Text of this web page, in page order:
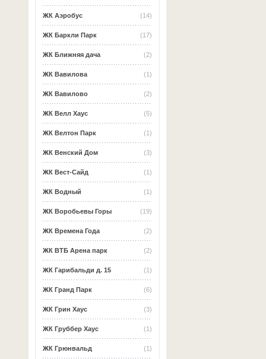
(14)
ЖК Аэробус
(17)
ЖК Баркли Парк
(2)
ЖК Ближняя дача
(1)
ЖК Вавилова
(2)
ЖК Вавилово
(5)
ЖК Велл Хаус
(1)
ЖК Велтон Парк
(3)
ЖК Венский Дом
(1)
ЖК Вест-Сайд
(1)
ЖК Водный
(19)
ЖК Воробьевы Горы
(2)
ЖК Времена Года
(2)
ЖК ВТБ Арена парк
(1)
ЖК Гарибальди д. 15
(6)
ЖК Гранд Парк
(3)
ЖК Грин Хаус
(1)
ЖК Груббер Хаус
(1)
ЖК Грюнвальд